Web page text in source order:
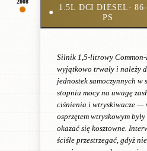
2008
●
1.5L DCI DIESEL·
PS
Silnik 1,5-litrowy
wyjątkowo trwały i należy
jednostek samoczynnych w
stopniu mocy na uwagę
ciśnienia i wtryskiwacze —
osprzętem wtryskowym
okazać się kosztowne.
ściśle przestrzegać, gdyż